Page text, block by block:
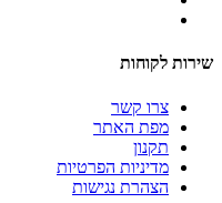
שירות לקוחות
צרו קשר
מפת האתר
תקנון
מדיניות הפרטיות
הצהרת נגישות